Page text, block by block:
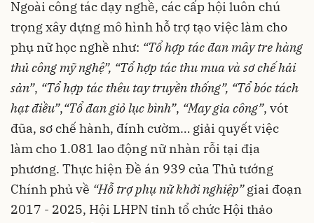
Ngoài công tác dạy nghề, các cấp hội luôn chú
trọng xây dựng mô hình hỗ trợ tạo việc làm cho
phụ nữ học nghề như: “Tổ hợp tác đan mây tre hàng
thủ công mỹ nghệ”, “Tổ hợp tác thu mua và sơ chế hải
sản”, “Tổ hợp tác thêu tay truyền thống”, “Tổ bóc tách
hạt điều”,“Tổ đan giỏ lục bình”, “May gia công”, vót
đũa, sơ chế hành, đính cườm… giải quyết việc
làm cho 1.081 lao động nữ nhàn rỗi tại địa
phương. Thực hiện Đề án 939 của Thủ tướng
Chính phủ về “Hỗ trợ phụ nữ khởi nghiệp”giai đoạn
2017 - 2025, Hội LHPN tỉnhtổ chức Hội thảo